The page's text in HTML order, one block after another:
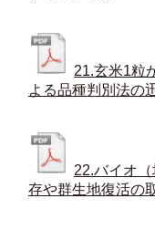
21.玄米1粒
よる品種判別法の
22.バイオ
存や群生地復活の